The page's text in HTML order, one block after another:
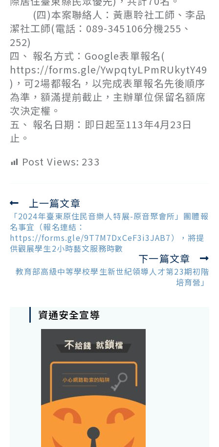
(四)本案聯絡人：黃惠聆社工師、李品
潔社工師(電話：089-345106分機255、
252)
四、 報名方式：Google表單報名(
https://forms.gle/YwpqtyLPmRUkytY49
)，可2場都報名，以完成表單報名先後順序
為準，額滿提前截止，主辦單位保留名額席
次決定權。
五、 報名日期：即日起至113年4月23日
止。
Post Views: 233
Read
more
articles
上一篇文章
「2024年臺東原住民音樂人特展-原音聚會所」團體報
名事宜（報名連結：
https://forms.gle/9T7M7DxCeF3i3JAB7），將提
供觀展學生2小時藝文服務時數
下一篇文章
教育部高級中等學校學生新世紀領導人才第23期初階
培育營」
資通安全宣導